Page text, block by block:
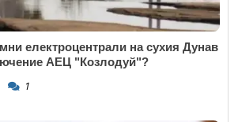
електроцентрали на сухия Дунав
АЕЦ "Козлодуй"?
1